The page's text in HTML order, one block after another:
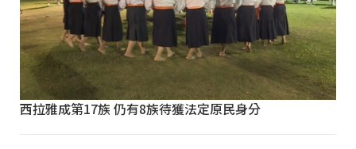
西拉雅成第17族 仍有8族待獲法定原民身分